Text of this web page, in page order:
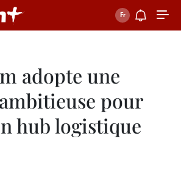
adopte une
pour
hub logistique